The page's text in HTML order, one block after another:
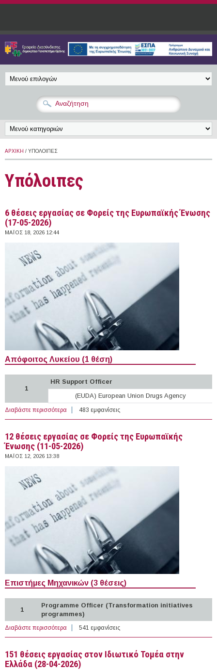
Παράκαμψη προς το κυρίως περιεχόμενο
ΑΡΧΙΚΉ / ΥΠΌΛΟΙΠΕΣ
Υπόλοιπες
6 θέσεις εργασίας σε Φορείς της Ευρωπαϊκής Ένωσης
(17-05-2026)
ΜΆΙΟΣ 18, 2026 12:44
Απόφοιτος Λυκείου (1 θέση)
1
HR Support Officer
(EUDA) European Union Drugs Agency
Διαβάστε περισσότερα για 6 θέσεις εργασίας σε Φορείς της Ευρωπαϊκής
Ένωσης (17-05-2026)
483 εμφανίσεις
12 θέσεις εργασίας σε Φορείς της Ευρωπαϊκής
Ένωσης (11-05-2026)
ΜΆΙΟΣ 12, 2026 13:38
Επιστήμες Μηχανικών (3 θέσεις)
1
Programme Officer (Transformation initiatives
programmes)
Διαβάστε περισσότερα για 12 θέσεις εργασίας σε Φορείς της Ευρωπαϊκής
Ένωσης (11-05-2026)
541 εμφανίσεις
151 θέσεις εργασίας στον Ιδιωτικό Τομέα στην
Ελλάδα (28-04-2026)